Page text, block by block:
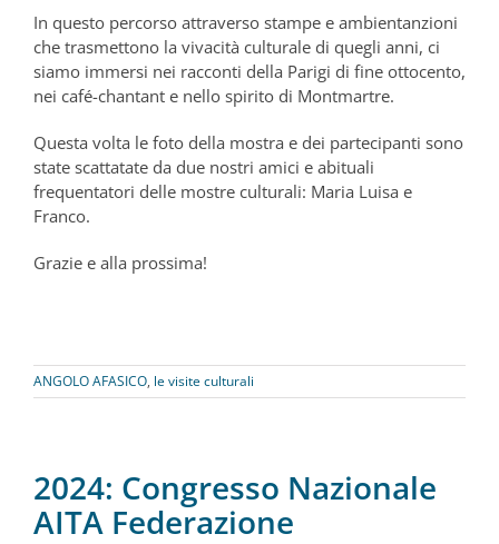
In questo percorso attraverso stampe e ambientanzioni
che trasmettono la vivacità culturale di quegli anni, ci
siamo immersi nei racconti della Parigi di fine ottocento,
nei café-chantant e nello spirito di Montmartre.
Questa volta le foto della mostra e dei partecipanti sono
state scattatate da due nostri amici e abituali
frequentatori delle mostre culturali: Maria Luisa e
Franco.
Grazie e alla prossima!
ANGOLO AFASICO, le visite culturali
2024: Congresso Nazionale
AITA Federazione